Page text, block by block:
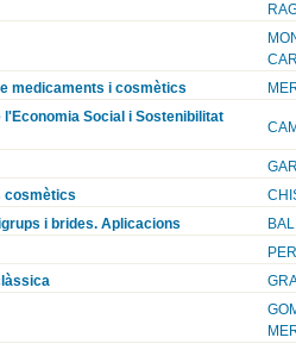
medicaments i cosmètics
Social i Sostenibilitat
cosmètics
i brides. Aplicacions